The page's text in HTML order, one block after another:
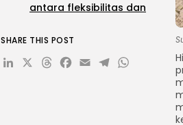
antara fleksibilitas dan
penting dalam kehidupan
nomaden.
SHARE THIS POST
LinkedIn
X Threads
Facebook
Email